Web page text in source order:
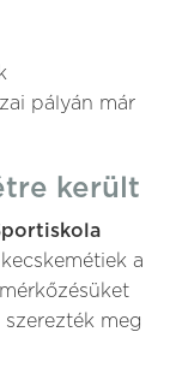
pályán már
került
a
meg